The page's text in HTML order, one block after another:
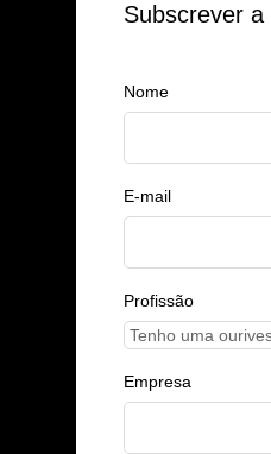
Subscrever a
Nome
E-mail
Profissão
Empresa